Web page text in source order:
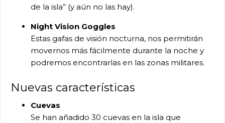
de la isla” (y aún no las hay).
Night Vision Goggles
Estas gafas de visión nocturna, nos permitirán
movernos más fácilmente durante la noche y
podremos encontrarlas en las zonas militares.
Nuevas características
Cuevas
Se han añadido 30 cuevas en la isla que